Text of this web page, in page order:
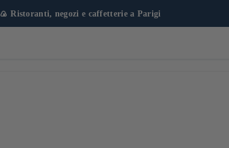
🍙 Ristoranti, negozi e caffetterie a Parigi